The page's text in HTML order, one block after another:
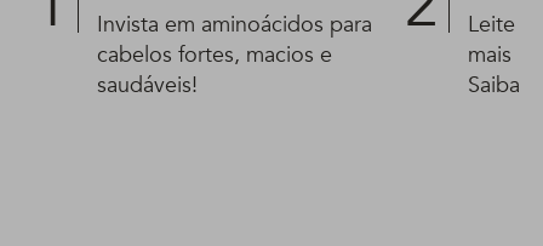
Invista em aminoácidos para
cabelos fortes, macios e
saudáveis!
Leite
mais
Saiba